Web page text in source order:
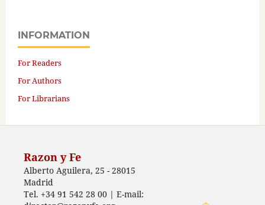
INFORMATION
For Readers
For Authors
For Librarians
Razon y Fe
Alberto Aguilera, 25 - 28015
Madrid
Tel. +34 91 542 28 00 | E-mail: